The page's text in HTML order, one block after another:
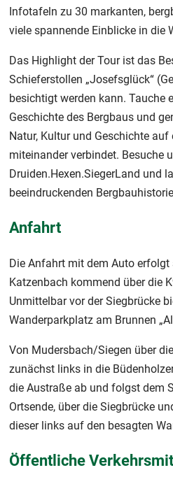
Infotafeln zu 30 markanten,
viele spannende Einblicke in die
Das Highlight der Tour ist das
Schieferstollen „Josefsglück“
besichtigt werden kann. Tauche
Geschichte des Bergbaus und
Natur, Kultur und Geschichte auf
miteinander verbindet. Besuche
Druiden.Hexen.SiegerLand und
beeindruckenden
Anfahrt
Die Anfahrt mit dem Auto erfolgt
Katzenbach kommend über die
Unmittelbar vor der Siegbrücke
Wanderparkplatz am Brunnen
Von Mudersbach/Siegen über
zunächst links in die
die Austraße ab und folgst dem
Ortsende, über die Siegbrücke
dieser links auf den besagten
Öffentliche